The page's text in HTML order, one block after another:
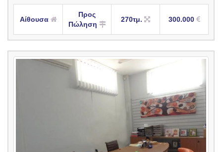
Αίθουσα
Προς
Πώληση
270τμ. 300.000